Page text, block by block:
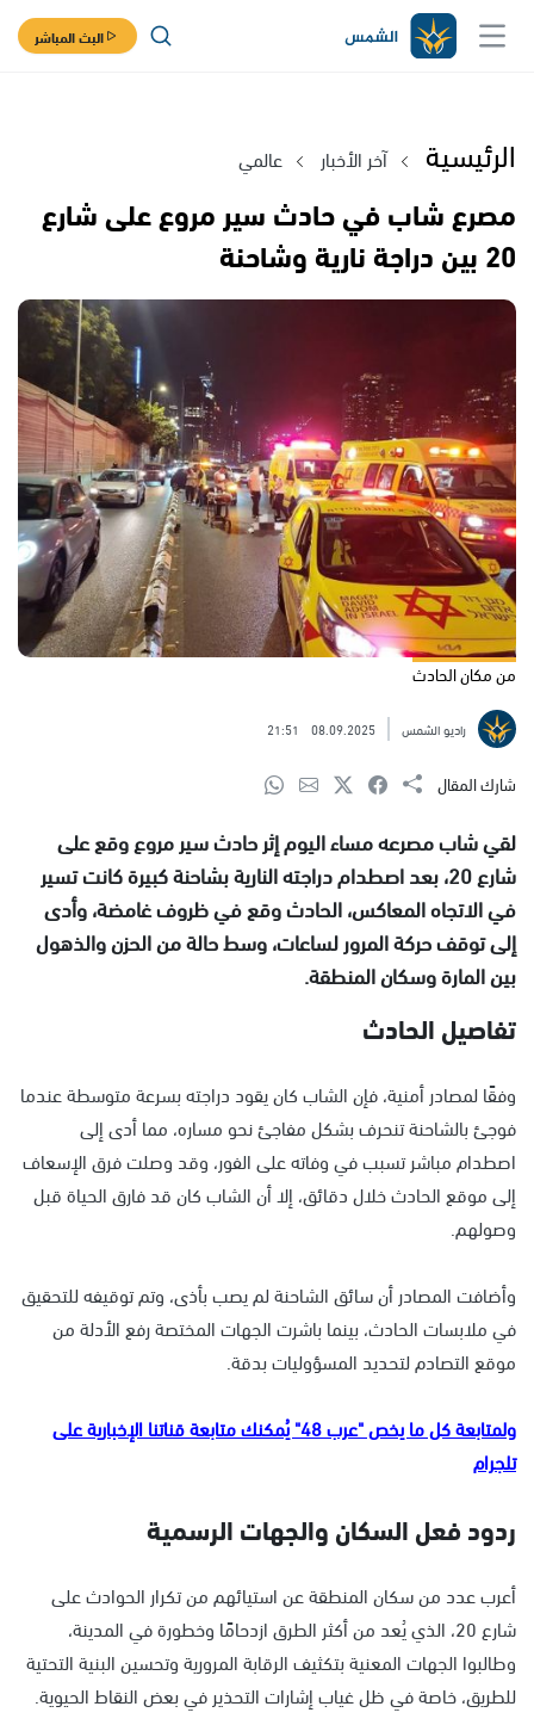
البث المباشر
الرئيسية آخر الأخبار عالمي
مصرع شاب في حادث سير مروع على شارع
20 بين دراجة نارية وشاحنة
من مكان الحادث
راديو الشمس 08.09.2025
21:51
شارك المقال
لقي شاب مصرعه مساء اليوم إثر حادث سير مروع وقع على
شارع 20، بعد اصطدام دراجته النارية بشاحنة كبيرة كانت تسير
في الاتجاه المعاكس، الحادث وقع في ظروف غامضة، وأدى
إلى توقف حركة المرور لساعات، وسط حالة من الحزن والذهول
بين المارة وسكان المنطقة.
تفاصيل الحادث
وفقًا لمصادر أمنية، فإن الشاب كان يقود دراجته بسرعة متوسطة عندما
فوجئ بالشاحنة تنحرف بشكل مفاجئ نحو مساره، مما أدى إلى
اصطدام مباشر تسبب في وفاته على الفور، وقد وصلت فرق الإسعاف
إلى موقع الحادث خلال دقائق، إلا أن الشاب كان قد فارق الحياة قبل
وصولهم.
وأضافت المصادر أن سائق الشاحنة لم يصب بأذى، وتم توقيفه للتحقيق
في ملابسات الحادث، بينما باشرت الجهات المختصة رفع الأدلة من
موقع التصادم لتحديد المسؤوليات بدقة.
ولمتابعة كل ما يخص "عرب 48" يُمكنك متابعة قناتنا الإخبارية على
تلجرام
ردود فعل السكان والجهات الرسمية
أعرب عدد من سكان المنطقة عن استيائهم من تكرار الحوادث على
شارع 20، الذي يُعد من أكثر الطرق ازدحامًا وخطورة في المدينة،
وطالبوا الجهات المعنية بتكثيف الرقابة المرورية وتحسين البنية التحتية
للطريق، خاصة في ظل غياب إشارات التحذير في بعض النقاط الحيوية.